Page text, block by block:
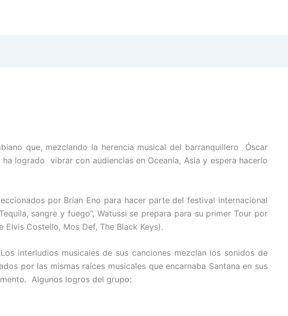
que, mezclando la herencia musical del barranquillero Óscar
logrado vibrar con audiencias en Oceanía, Asia y espera hacerlo
por Brian Eno para hacer parte del festival internacional
sangre y fuego”, Watussi se prepara para su primer Tour por
Costello, Mos Def, The Black Keys).
interludios musicales de sus canciones mezclan los sonidos de
por las mismas raíces musicales que encarnaba Santana en sus
Algunos logros del grupo: